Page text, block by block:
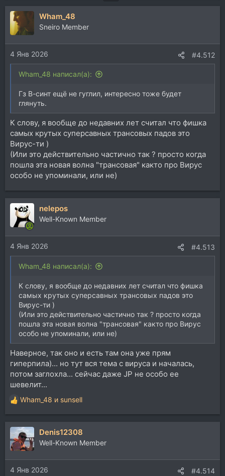
Wham_48
Sneiro Member
4 Янв 2026 #4.512
Wham_48 написал(а):
Гз В-синт ещё не гуглил, интересно тоже будет
глянуть.
К слову, я вообще до недавних лет считал что фишка
самых крутых суперсавных трансовых падов это
Вирус-ти )
(Или это действительно частично так ? просто когда
пошла эта новая волна "трансовая" както про Вирус
особо не упоминали, или не)
nelepos
Well-Known Member
4 Янв 2026 #4.513
Wham_48 написал(а):
К слову, я вообще до недавних лет считал что фишка
самых крутых суперсавных трансовых падов это
Вирус-ти )
(Или это действительно частично так ? просто когда
пошла эта новая волна "трансовая" както про Вирус
особо не упоминали, или не)
Наверное, так оно и есть там она уже прям
гиперпила)... но тут вся тема с вируса и началась,
потом заглохла... сейчас даже JP не особо ее
шевелит...
Р
е
а
к
ц
и
и
:
Wham_48 и sunsell
Denis12308
Well-Known Member
4 Янв 2026 #4.514